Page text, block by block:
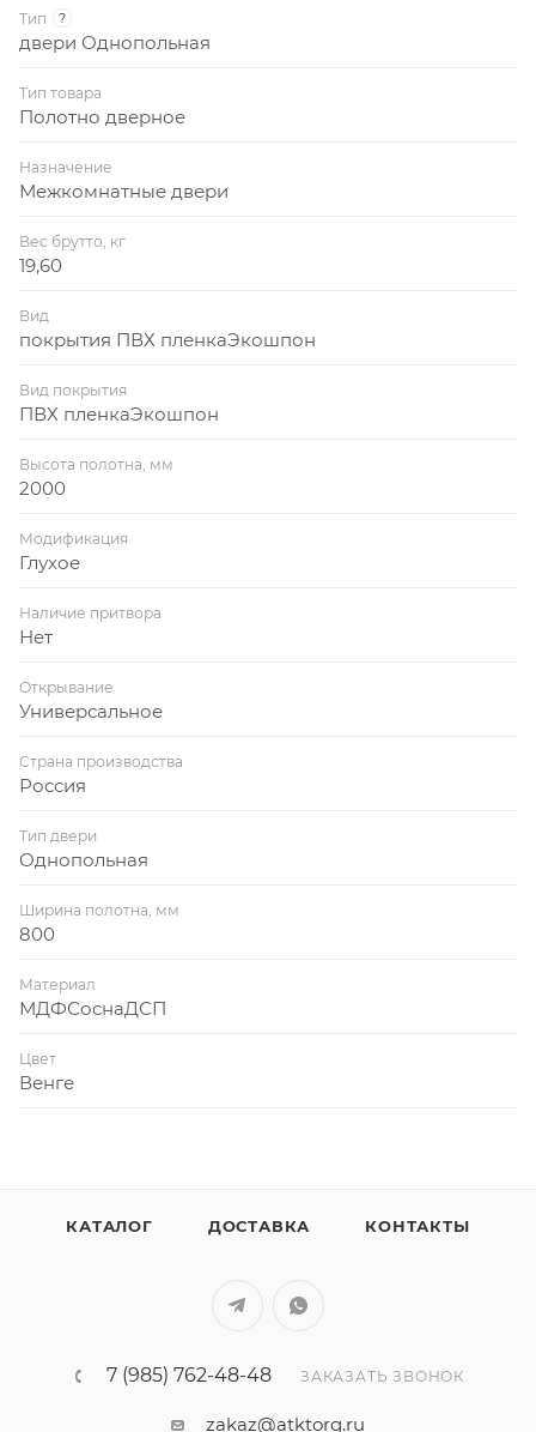
Тип ?
двери Однопольная
Тип товара
Полотно дверное
Назначение
Межкомнатные двери
Вес брутто, кг
19,60
Вид
покрытия ПВХ пленкаЭкошпон
Вид покрытия
ПВХ пленкаЭкошпон
Высота полотна, мм
2000
Модификация
Глухое
Наличие притвора
Нет
Открывание
Универсальное
Страна производства
Россия
Тип двери
Однопольная
Ширина полотна, мм
800
Материал
МДФСоснаДСП
Цвет
Венге
КАТАЛОГ ДОСТАВКА КОНТАКТЫ
7 (985) 762-48-48 ЗАКАЗАТЬ ЗВОНОК
zakaz@atktorg.ru